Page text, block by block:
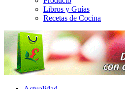
Libros y Guías
Recetas de Cocina